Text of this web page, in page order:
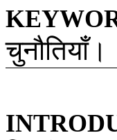
चुनौतियाँ।